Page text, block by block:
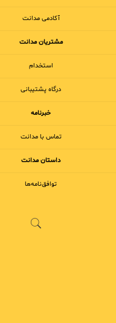
آکادمی مدانت
مشتریان مدانت
استخدام
درگاه پشتیبانی
خبرنامه
تماس با مدانت
داستان مدانت
توافق‌نامه‌ها